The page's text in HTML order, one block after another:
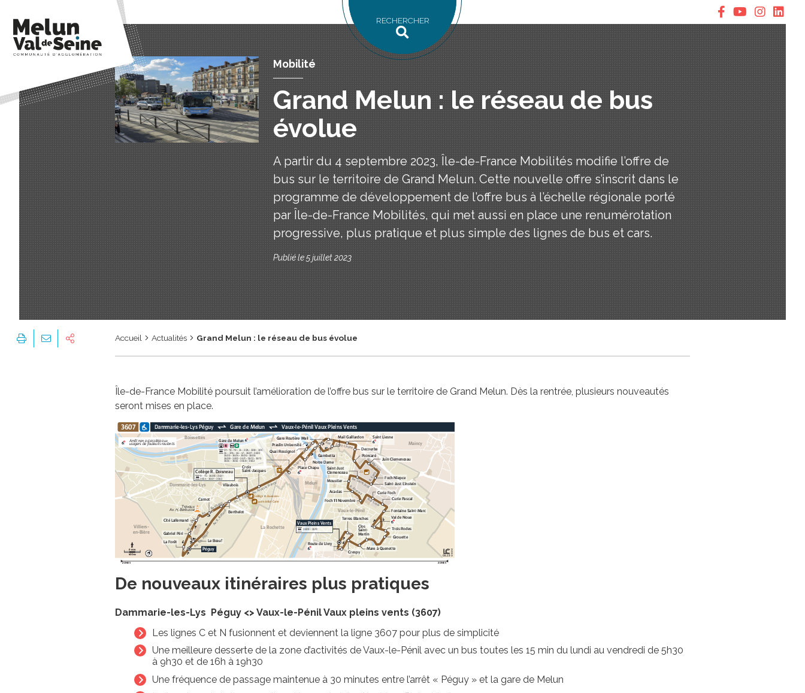
RECHERCHER
Mobilité
Grand Melun : le réseau de bus
évolue
A partir du 4 septembre 2023, Île-de-France Mobilités modifie l’offre de
bus sur le territoire de Grand Melun. Cette nouvelle offre s’inscrit dans le
programme de développement de l’offre bus à l’échelle régionale porté
par Île-de-France Mobilités, qui met aussi en place une renumérotation
progressive, plus pratique et plus simple des lignes de bus et cars.
Publié le 5 juillet 2023
Accueil Actualités Grand Melun : le réseau de bus évolue
Île-de-France Mobilité poursuit l’amélioration de l’offre bus sur le territoire de Grand Melun. Dès la rentrée, plusieurs nouveautés
seront mises en place.
De nouveaux itinéraires plus pratiques
Dammarie-les-Lys Péguy <> Vaux-le-Pénil Vaux pleins vents (3607)
Les lignes C et N fusionnent et deviennent la ligne 3607 pour plus de simplicité
Une meilleure desserte de la zone d’activités de Vaux-le-Pénil avec un bus toutes les 15 min du lundi au vendredi de 5h30
à 9h30 et de 16h à 19h30
Une fréquence de passage maintenue à 30 minutes entre l’arrêt « Péguy » et la gare de Melun